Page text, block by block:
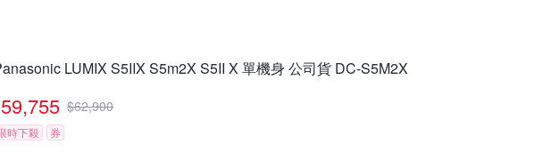
LUMIX S5IIX S5m2X S5II X 單機身 公司貨 DC-S5M2X
59,755 $62,900
時下殺 券